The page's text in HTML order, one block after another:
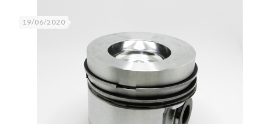
19/06/2020